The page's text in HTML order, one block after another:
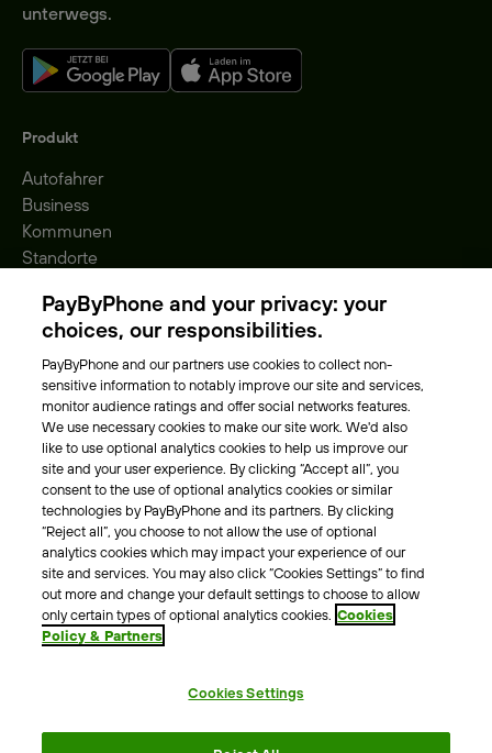
unterwegs.
Produkt
Autofahrer
Business
Kommunen
Standorte
Park-Vignette
Über Uns
Unser Team
Karriere
Presse
Blog
Kontakt & Hilfe
Kontakt
Support
Pressekontakt
AGBDatenschutzrichtlinieImpressumRechtshinweise
PayByPhone and your privacy: your
choices, our responsibilities.
PayByPhone and our partners use cookies to collect non-
sensitive information to notably improve our site and services,
monitor audience ratings and offer social networks features.
We use necessary cookies to make our site work. We'd also
like to use optional analytics cookies to help us improve our
site and your user experience. By clicking “Accept all”, you
consent to the use of optional analytics cookies or similar
technologies by PayByPhone and its partners. By clicking
“Reject all”, you choose to not allow the use of optional
analytics cookies which may impact your experience of our
site and services. You may also click “Cookies Settings” to find
out more and change your default settings to choose to allow
only certain types of optional analytics cookies. Cookies
Policy & Partners
Cookies Settings